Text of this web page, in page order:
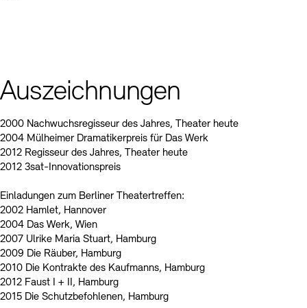
Auszeichnungen
2000 Nachwuchsregisseur des Jahres, Theater heute
2004 Mülheimer Dramatikerpreis für Das Werk
2012 Regisseur des Jahres, Theater heute
2012 3sat-Innovationspreis
Einladungen zum Berliner Theatertreffen:
2002 Hamlet, Hannover
2004 Das Werk, Wien
2007 Ulrike Maria Stuart, Hamburg
2009 Die Räuber, Hamburg
2010 Die Kontrakte des Kaufmanns, Hamburg
2012 Faust I + II, Hamburg
2015 Die Schutzbefohlenen, Hamburg